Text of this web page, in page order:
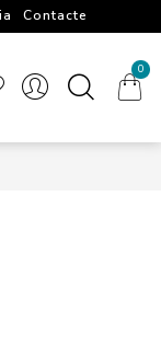
Contacte
0